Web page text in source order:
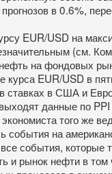
в 0.6%,
EUR/USD на
(см.
на фондовых
курса EUR/USD в
ставках в США и
данные по
того же
события на
события, которые
и рынок нефти в